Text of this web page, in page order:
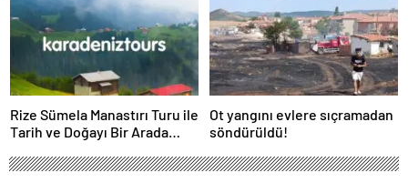
Rize Sümela Manastırı Turu ile
Tarih ve Doğayı Bir Arada
Ot yangını evlere sıçramadan
söndürüldü!